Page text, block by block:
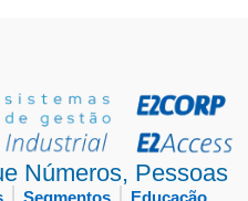
Números, Pessoas
Segmentos Educação